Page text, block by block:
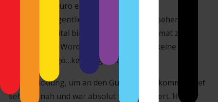
Wert von 40 Euro erstellen.
(Hier sollte eigentlich das Firmenlogo zu sehen sein,
aber Saal-Digital bietet es nur im EPS Format zum
Download an. WordPress lädt allerdings keine EPS
Files hoch. Ergo…kein Logo hier.)
Die Abwicklung, um an den Gutschein zu kommen, lief
sehr zeitnah und war absolut unkompliziert. Hierfür